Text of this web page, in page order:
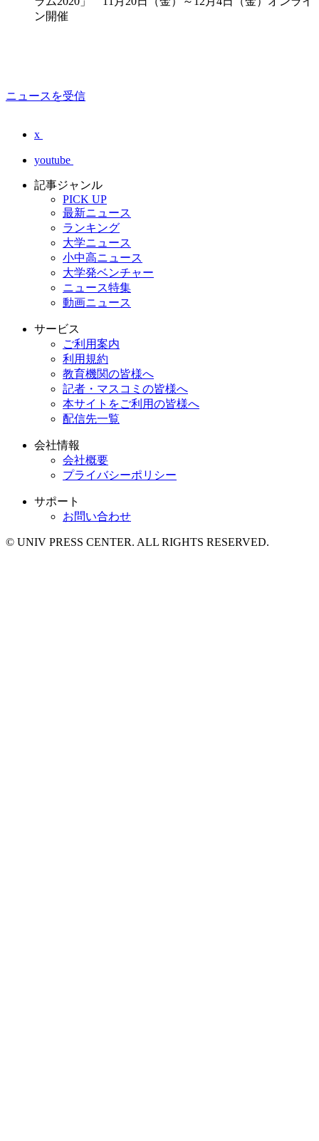
ン開催
ニュースを受信
x
youtube
記事ジャンル
PICK UP
最新ニュース
ランキング
大学ニュース
小中高ニュース
大学発ベンチャー
ニュース特集
動画ニュース
サービス
ご利用案内
利用規約
教育機関の皆様へ
記者・マスコミの皆様へ
本サイトをご利用の皆様へ
配信先一覧
会社情報
会社概要
プライバシーポリシー
サポート
お問い合わせ
© UNIV PRESS CENTER. ALL RIGHTS RESERVED.